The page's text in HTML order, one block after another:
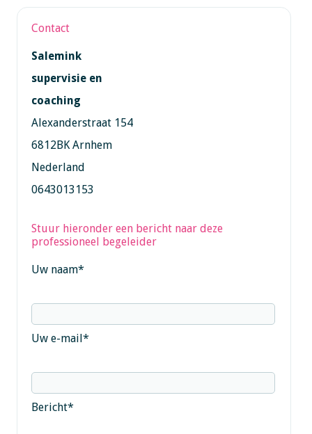
Contact
Salemink
supervisie en
coaching
Alexanderstraat 154
6812BK Arnhem
Nederland
0643013153
Stuur hieronder een bericht naar deze
professioneel begeleider
Uw naam*
Uw e-mail*
Bericht*